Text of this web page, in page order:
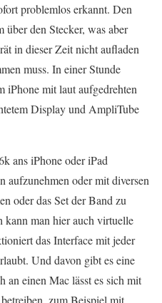
problemlos erkannt. Den
über den Stecker, was aber
in dieser Zeit nicht aufladen
muss. In einer Stunde
iPhone mit laut aufgedrehten
Display und AmpliTube
ans iPhone oder iPad
aufzunehmen oder mit diversen
oder das Set der Band zu
man hier auch virtuelle
das Interface mit jeder
Und davon gibt es eine
an einen Mac lässt es sich mit
zum Beispiel mit